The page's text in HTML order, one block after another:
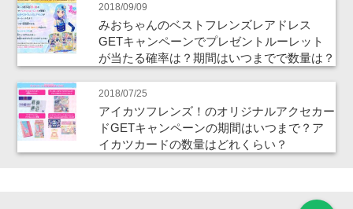
2018/09/09
みおちゃんのベストフレンズレアドレス
GETキャンペーンでプレゼントルーレット
が当たる確率は？期間はいつまでで数量は？
2018/07/25
アイカツフレンズ！のオリジナルアクセカー
ドGETキャンペーンの期間はいつまで？ア
イカツカードの数量はどれくらい？